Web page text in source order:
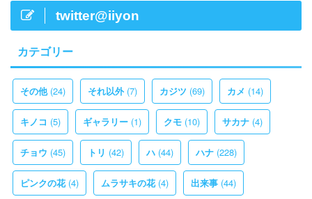
twitter@iiyon
カテゴリー
その他(24) それ以外 (7) カジツ (69) カメ (14)
キノコ (5) ギャラリー (1) クモ (10) サカナ (4)
チョウ (45) トリ (42) ハ (44) ハナ (228)
ピンクの花(4) ムラサキの花(4) 出来事 (44)